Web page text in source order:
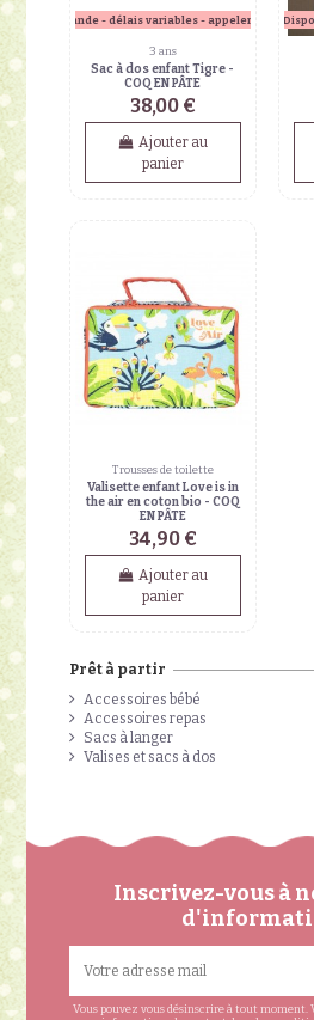
sur commande - délais variables - appeler en
3 ans
Sac à dos enfant Tigre -
COQ EN PÂTE
38,00 €
Ajouter au
panier
Trousses de toilette
Valisette enfant Love is in
the air en coton bio - COQ
EN PÂTE
34,90 €
Ajouter au
panier
Prêt à partir
Accessoires bébé
Accessoires repas
Sacs à langer
Valises et sacs à dos
Inscrivez-vous à
Vous pouvez vous désinscrire à tout moment.